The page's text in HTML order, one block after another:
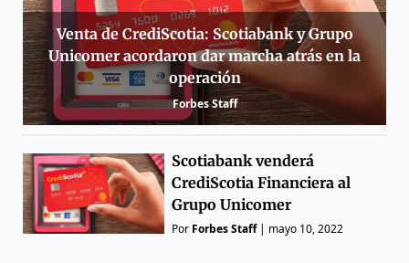
Venta de CrediScotia: Scotiabank y Grupo
Unicomer acordaron dar marcha atrás en la
operación
Forbes Staff
Scotiabank venderá
CrediScotia Financiera al
Grupo Unicomer
Por Forbes Staff| mayo 10, 2022